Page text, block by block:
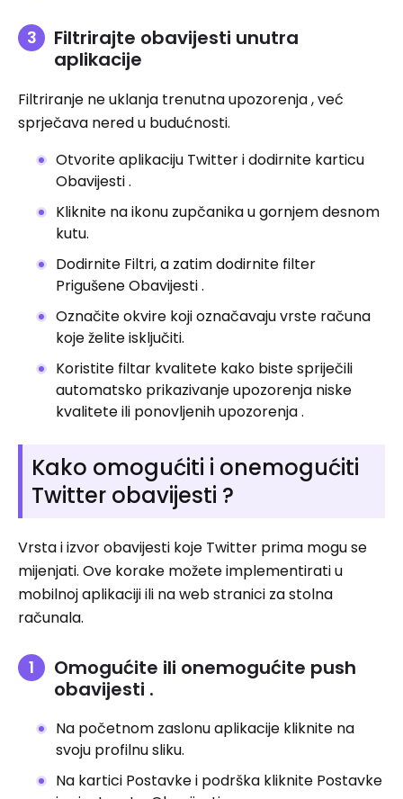
Filtrirajte obavijesti unutra
aplikacije
Filtriranje ne uklanja trenutna upozorenja , već
sprječava nered u budućnosti.
Otvorite aplikaciju Twitter i dodirnite karticu
Obavijesti .
Kliknite na ikonu zupčanika u gornjem desnom
kutu.
Dodirnite Filtri, a zatim dodirnite filter
Prigušene Obavijesti .
Označite okvire koji označavaju vrste računa
koje želite isključiti.
Koristite filtar kvalitete kako biste spriječili
automatsko prikazivanje upozorenja niske
kvalitete ili ponovljenih upozorenja .
Kako omogućiti i onemogućiti
Twitter obavijesti ?
Vrsta i izvor obavijesti koje Twitter prima mogu se
mijenjati. Ove korake možete implementirati u
mobilnoj aplikaciji ili na web stranici za stolna
računala.
Omogućite ili onemogućite push
obavijesti .
Na početnom zaslonu aplikacije kliknite na
svoju profilnu sliku.
Na kartici Postavke i podrška kliknite Postavke